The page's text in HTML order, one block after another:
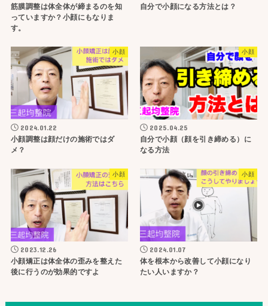
筋膜調整は体全体が締まるのを知
っていますか？小顔にもなりま
す。
自分で小顔になる方法とは？
小顔
2024.01.22
小顔調整は顔だけの施術ではダ
メ？
小顔
2025.04.25
自分で小顔（顔を引き締める）に
なる方法
小顔
2023.12.26
小顔矯正は体全体の歪みを整えた
後に行うのが効果的ですよ
小顔
2024.01.07
体を根本から改善して小顔になり
たい人いますか？